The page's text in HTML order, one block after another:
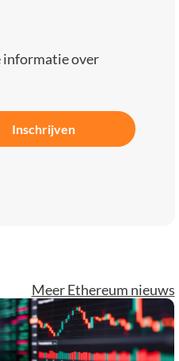
informatie over
Inschrijven
Meer Ethereum nieuws